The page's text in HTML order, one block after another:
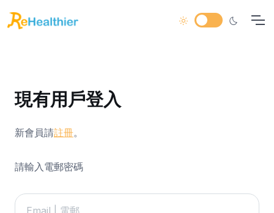
現有用戶登入
新會員請註冊。
請輸入電郵密碼